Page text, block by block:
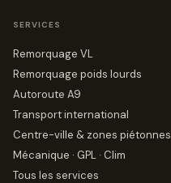
SERVICES
Remorquage VL
Remorquage poids lourds
Autoroute A9
Transport international
Centre-ville & zones piétonnes
Mécanique · GPL · Clim
Tous les services